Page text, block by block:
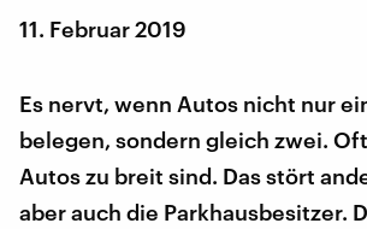
11. Februar 2019
Es nervt, wenn Autos nicht nur
belegen, sondern gleich zwei.
Autos zu breit sind. Das stört
aber auch die Parkhausbesitzer.